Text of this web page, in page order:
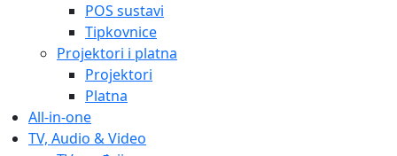
POS sustavi
Tipkovnice
Projektori i platna
Projektori
Platna
All-in-one
TV, Audio & Video